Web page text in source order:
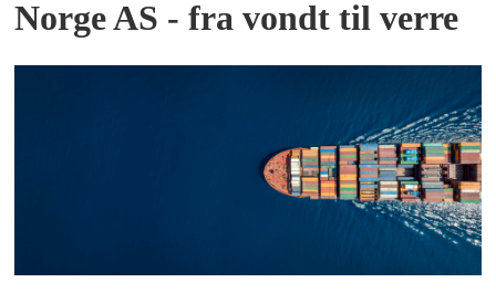
Norge AS - fra vondt til verre